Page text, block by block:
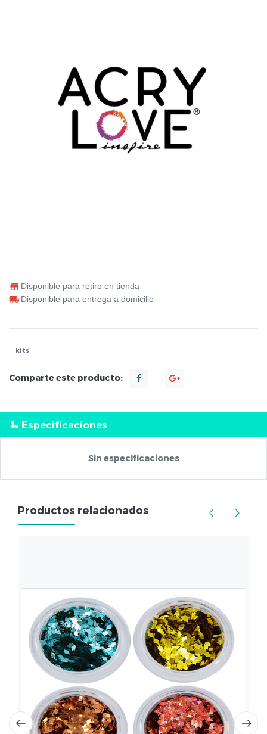
Disponible para retiro en tienda
Disponible para entrega a domicilio
kits
Comparte este producto:
Especificaciones
Sin especificaciones
Productos relacionados